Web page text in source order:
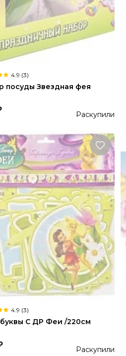
4.9 (3)
посуды Звездная фея
Раскупили
4.9 (3)
С ДР Феи /220см
Раскупили